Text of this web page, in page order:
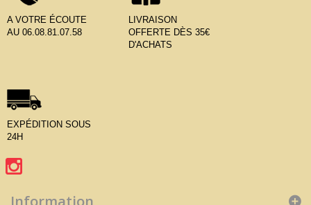
A VOTRE ÉCOUTE
AU 06.08.81.07.58
LIVRAISON
OFFERTE DÈS 35€
D'ACHATS
EXPÉDITION SOUS
24H